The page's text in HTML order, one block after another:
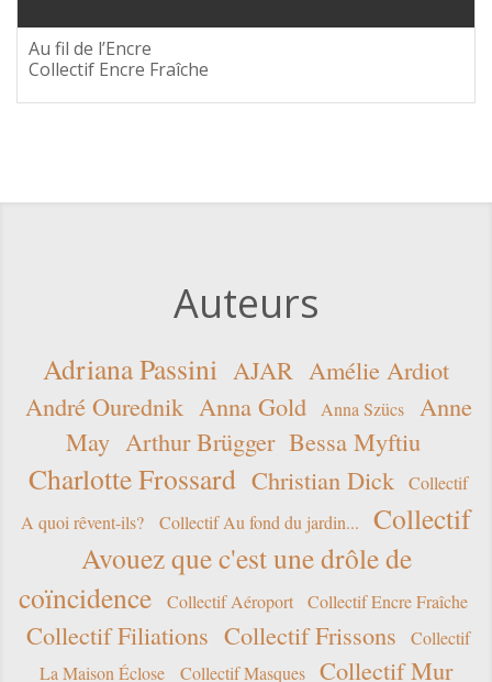
Au fil de l’Encre
Collectif Encre Fraîche
Auteurs
Adriana Passini AJAR Amélie Ardiot
André Ourednik Anna Gold Anna Szücs
Anne
May Arthur Brügger Bessa Myftiu
Charlotte Frossard Christian Dick
Collectif
A quoi rêvent-ils?
Collectif Au fond du jardin...
Collectif
Avouez que c'est une drôle de
coïncidence
Collectif Aéroport Collectif Encre Fraîche
Collectif Filiations Collectif Frissons
Collectif
La Maison Éclose
Collectif Masques
Collectif Mur